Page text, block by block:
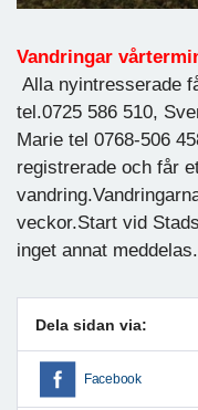
Vandringar
Alla nyintresserade
tel.0725 586 510,
Marie tel 0768-506
registrerade och får
vandring.
veckor.Start vid
inget annat meddelas.
Dela sidan via:
Facebook